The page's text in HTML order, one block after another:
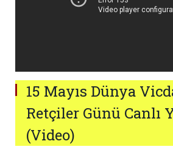
15 Mayıs Dünya
Retçiler Günü Canlı
(Video)